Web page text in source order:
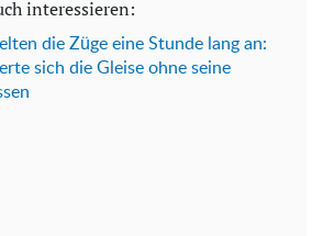
interessieren:
die Züge eine Stunde lang an:
sich die Gleise ohne seine